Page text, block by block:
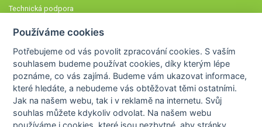
Technická podpora
Členové STOBklubu
Zásady nakládání s osobními údaji
Otestujte se
Spočítejte si
Výzva 52
Používáme cookies
Potřebujeme od vás povolit zpracování cookies. S vaším
souhlasem budeme používat cookies, díky kterým lépe
poznáme,co vás zajímá. Budeme vám ukazovat informace,
které hledáte, a nebudeme vás obtěžovat těmi ostatními.
Jak na našem webu, tak i v reklamě na internetu. Svůj
souhlas můžete kdykoliv odvolat. Na našem webu
používáme i cookies, které jsou nezbytné , aby stránky